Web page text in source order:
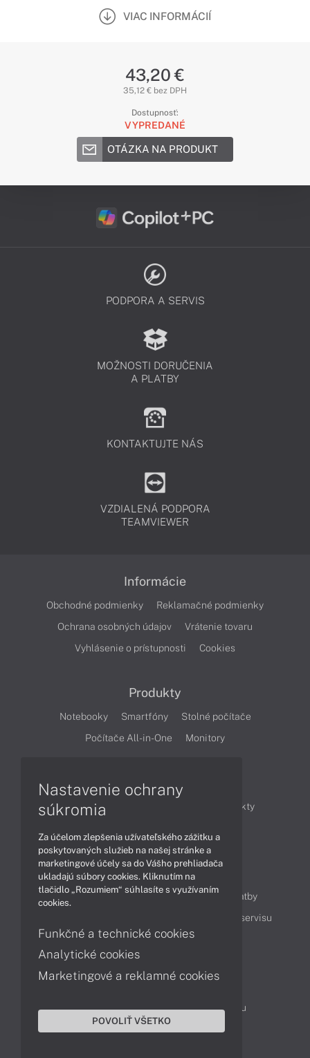
VIAC INFORMÁCIÍ
43,20 €
35,12 € bez DPH
Dostupnosť:
VYPREDANÉ
OTÁZKA NA PRODUKT
PODPORA A SERVIS
MOŽNOSTI DORUČENIA
A PLATBY
KONTAKTUJTE NÁS
VZDIALENÁ PODPORA
TEAMVIEWER
Informácie
Obchodné podmienky
Reklamačné podmienky
Ochrana osobných údajov
Vrátenie tovaru
Vyhlásenie o prístupnosti
Cookies
Produkty
Notebooky Smartfóny
Stolné počítače
Počítače All-in-One
Monitory
Články
Obchodné informácie
Produkty
Obsah
Ako nakupovať
Možnosti doručenia a platby
Cenník servisu
Kontakty
Servisné oddelenie
Reklamácia tovaru
Nastavenie ochrany
súkromia
Za účelom zlepšenia užívateľského zážitku a
poskytovaných služieb na našej stránke a
marketingové účely sa do Vášho prehliadača
ukladajú súbory cookies. Kliknutím na
tlačidlo „Rozumiem“ súhlasíte s využívaním
cookies.
Funkčné a technické cookies
Analytické cookies
Marketingové a reklamné cookies
POVOLIŤ VŠETKO